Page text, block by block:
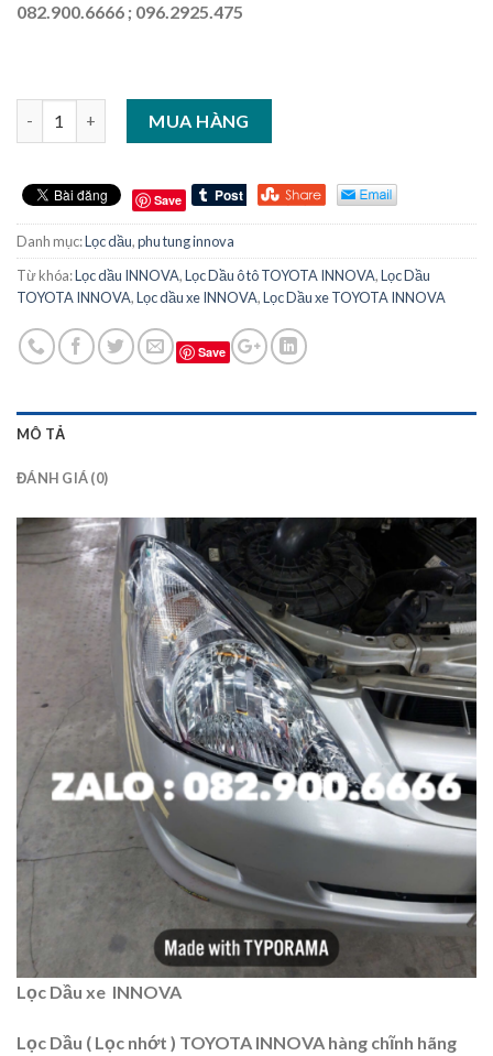
082.900.6666 ; 096.2925.475
MUA HÀNG
Save
Danh mục:Lọc dầu,phu tung innova
Từ khóa:Lọc dầu INNOVA,Lọc Dầu ô tô TOYOTA INNOVA,Lọc Dầu
TOYOTA INNOVA,Lọc dầu xe INNOVA,Lọc Dầu xe TOYOTA INNOVA
Save
MÔ TẢ
ĐÁNH GIÁ (0)
Lọc Dầu xe INNOVA
Lọc Dầu ( Lọc nhớt ) TOYOTA INNOVA hàng chĩnh hãng